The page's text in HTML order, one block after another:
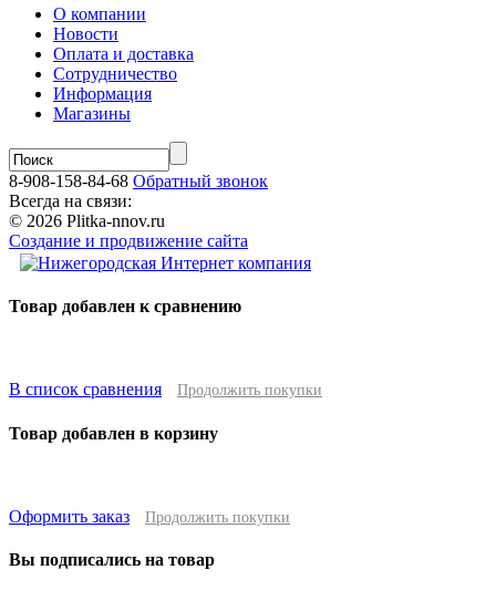
О компании
Новости
Оплата и доставка
Сотрудничество
Информация
Магазины
8-908-158-84-68 Обратный звонок
Всегда на связи:
© 2026 Plitka-nnov.ru
Создание и продвижение сайта
Товар добавлен к сравнению
В список сравнения Продолжить покупки
Товар добавлен в корзину
Оформить заказ Продолжить покупки
Вы подписались на товар